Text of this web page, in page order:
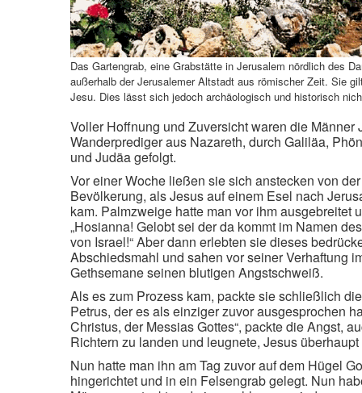
Das Gartengrab, eine Grabstätte in Jerusalem nördlich des
außerhalb der Jerusalemer Altstadt aus römischer Zeit. Sie
Jesu. Dies lässt sich jedoch archäologisch und historisch
Voller Hoffnung und Zuversicht waren die Männer
Wanderprediger aus Nazareth, durch Galiläa,
und Judäa gefolgt.
Vor einer Woche ließen sie sich anstecken von
Bevölkerung, als Jesus auf einem Esel nach
kam. Palmzweige hatte man vor ihm ausgebreitet
„Hosianna! Gelobt sei der da kommt im Namen
von Israel!“ Aber dann erlebten sie dieses
Abschiedsmahl und sahen vor seiner Verhaftung
Gethsemane seinen blutigen Angstschweiß.
Als es zum Prozess kam, packte sie schließlich
Petrus, der es als einziger zuvor ausgesprochen
Christus, der Messias Gottes“, packte die Angst,
Richtern zu landen und leugnete, Jesus
Nun hatte man ihn am Tag zuvor auf dem Hügel
hingerichtet und in ein Felsengrab gelegt. Nun